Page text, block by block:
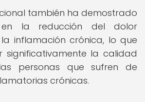
también ha demostrado
la reducción del dolor
inflamación crónica, lo que
significativamente la calidad
personas que sufren de
crónicas.